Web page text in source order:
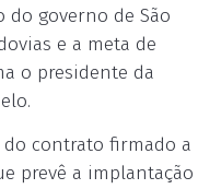
do governo de São
e a meta de
o presidente da
contrato firmado a
prevê a implantação